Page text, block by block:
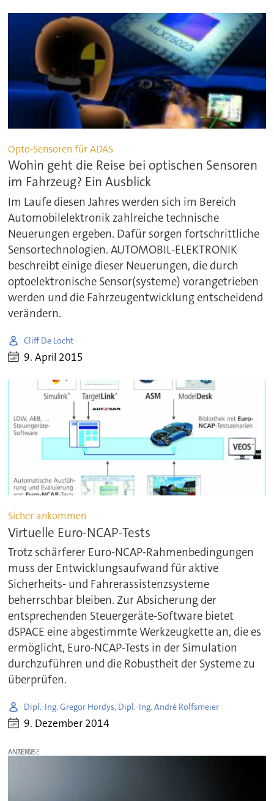
Opto-Sensoren für ADAS
Wohin geht die Reise bei optischen Sensoren
im Fahrzeug? Ein Ausblick
Im Laufe diesen Jahres werden sich im Bereich
Automobilelektronik zahlreiche technische
Neuerungen ergeben. Dafür sorgen fortschrittliche
Sensortechnologien. AUTOMOBIL-ELEKTRONIK
beschreibt einige dieser Neuerungen, die durch
optoelektronische Sensor(systeme) vorangetrieben
werden und die Fahrzeugentwicklung entscheidend
verändern.
Cliff De Locht
9. April 2015
Sicher ankommen
Virtuelle Euro-NCAP-Tests
Trotz schärferer Euro-NCAP-Rahmenbedingungen
muss der Entwicklungsaufwand für aktive
Sicherheits- und Fahrerassistenzsysteme
beherrschbar bleiben. Zur Absicherung der
entsprechenden Steuergeräte-Software bietet
dSPACE eine abgestimmte Werkzeugkette an, die es
ermöglicht, Euro-NCAP-Tests in der Simulation
durchzuführen und die Robustheit der Systeme zu
überprüfen.
Dipl.-Ing. Gregor Hordys, Dipl.-Ing. André Rolfsmeier
9. Dezember 2014
ANZEIGE